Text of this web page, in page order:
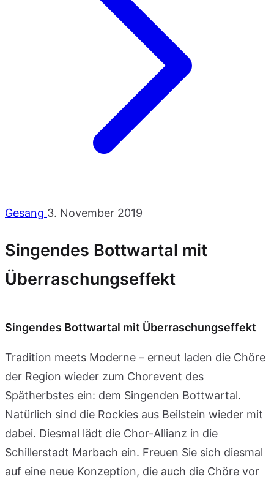
Gesang 3. November 2019
Singendes Bottwartal mit
Überraschungseffekt
Singendes Bottwartal mit Überraschungseffekt
Tradition meets Moderne – erneut laden die Chöre
der Region wieder zum Chorevent des
Spätherbstes ein: dem Singenden Bottwartal.
Natürlich sind die Rockies aus Beilstein wieder mit
dabei. Diesmal lädt die Chor-Allianz in die
Schillerstadt Marbach ein. Freuen Sie sich diesmal
auf eine neue Konzeption, die auch die Chöre vor